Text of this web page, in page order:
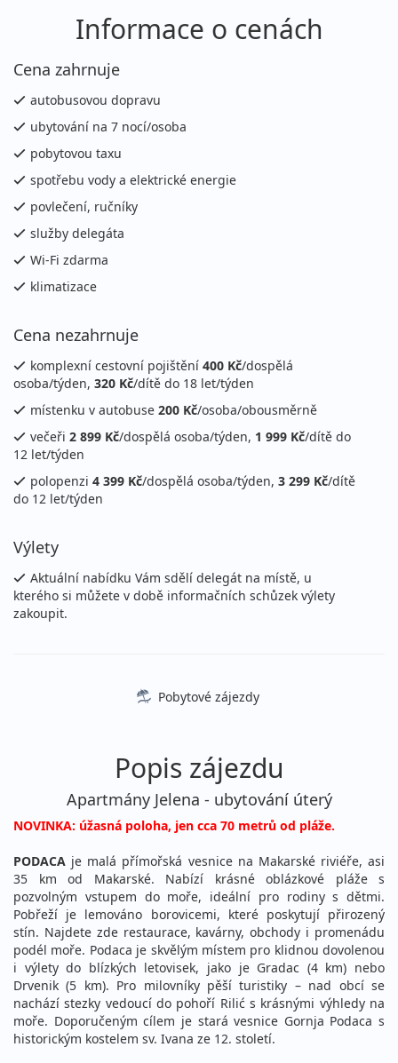
Informace o cenách
Cena zahrnuje
autobusovou dopravu
ubytování na 7 nocí/osoba
pobytovou taxu
spotřebu vody a elektrické energie
povlečení, ručníky
služby delegáta
Wi-Fi zdarma
klimatizace
Cena nezahrnuje
komplexní cestovní pojištění 400 Kč/dospělá
osoba/týden, 320 Kč/dítě do 18 let/týden
místenku v autobuse 200 Kč/osoba/obousměrně
večeři 2 899 Kč/dospělá osoba/týden, 1 999 Kč/dítě do
12 let/týden
polopenzi 4 399 Kč/dospělá osoba/týden, 3 299 Kč/dítě
do 12 let/týden
Výlety
Aktuální nabídku Vám sdělí delegát na místě, u
kterého si můžete v době informačních schůzek výlety
zakoupit.
Pobytové zájezdy
Popis zájezdu
Apartmány Jelena - ubytování úterý
NOVINKA: úžasná poloha, jen cca 70 metrů od pláže.
PODACA je malá přímořská vesnice na Makarské riviéře, asi
35 km od Makarské. Nabízí krásné oblázkové pláže s
pozvolným vstupem do moře, ideální pro rodiny s dětmi.
Pobřeží je lemováno borovicemi, které poskytují přirozený
stín. Najdete zde restaurace, kavárny, obchody i promenádu
podél moře. Podaca je skvělým místem pro klidnou dovolenou
i výlety do blízkých letovisek, jako je Gradac (4 km) nebo
Drvenik (5 km). Pro milovníky pěší turistiky – nad obcí se
nachází stezky vedoucí do pohoří Rilić s krásnými výhledy na
moře. Doporučeným cílem je stará vesnice Gornja Podaca s
historickým kostelem sv. Ivana ze 12. století.